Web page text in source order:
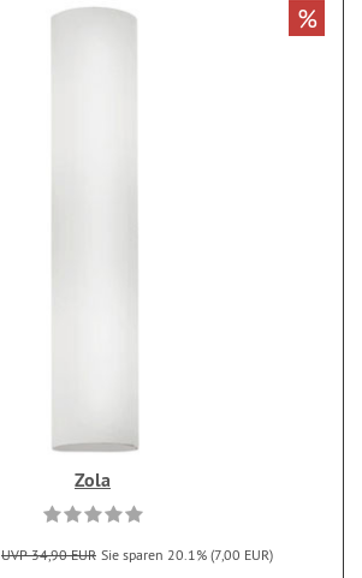
Zola
UVP 34,90 EUR Sie sparen 20.1% (7,00 EUR)
%